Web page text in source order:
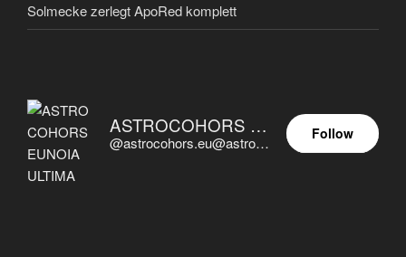
Solmecke zerlegt ApoRed komplett
ASTROCOHORS EUNOIA ULTIMA
@astrocohors.eu@astrocohors.eu
Follow